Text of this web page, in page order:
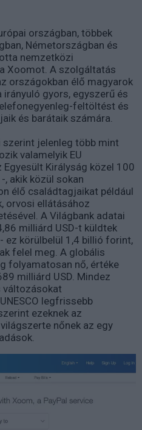
országban, többek
Németországban és
nemzetközi
Xoomot. A szolgáltatás
országokban élő magyarok
gyors, egyszerű és
feltöltést és
és barátaik számára.
jelenleg több mint
valamelyik EU
Királyság közel 100
akik közül sokan
élő családtagjaikat például
orvosi ellátásához
A Világbank adatai
milliárd USD-t küldtek
ez körülbelül 1,4 billió forint,
felel meg. A globális
folyamatosan nő, értéke
milliárd USD. Mindez
változásokat
legfrissebb
ezeknek az
nőnek az egy